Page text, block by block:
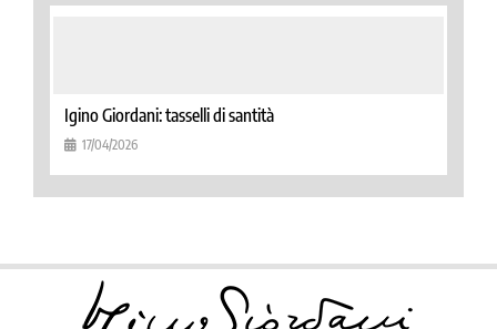
Igino Giordani: tasselli di santità
17/04/2026